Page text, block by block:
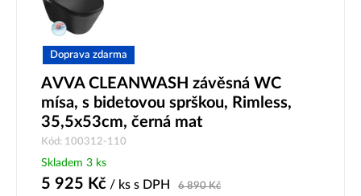
Doprava zdarma
AVVA CLEANWASH závěsná WC
mísa, s bidetovou sprškou, Rimless,
35,5x53cm, černá mat
Kód: 100312-110
Skladem 3 ks
5 925 Kč / ks s DPH 6 890Kč